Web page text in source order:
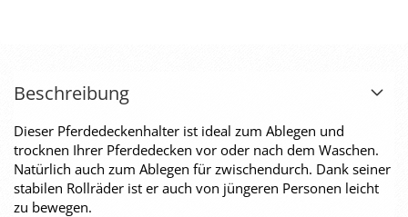
Beschreibung
Dieser Pferdedeckenhalter ist ideal zum Ablegen und
trocknen Ihrer Pferdedecken vor oder nach dem Waschen.
Natürlich auch zum Ablegen für zwischendurch. Dank seiner
stabilen Rollräder ist er auch von jüngeren Personen leicht
zu bewegen.